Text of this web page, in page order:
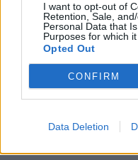
I want to opt-out of
Retention, Sale,
Personal Data that
Purposes for which it
Opted Out
CONFIRM
Data Deletion